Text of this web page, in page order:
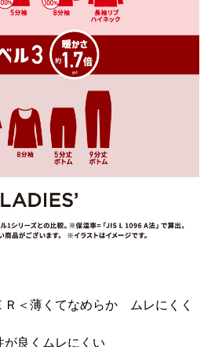
＜薄くてなめらか ムレにくく
良くムレにくい